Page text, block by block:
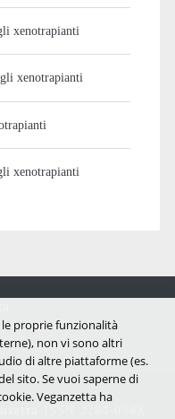
xenotrapianti
xenotrapianti
xenotrapianti
e antispecista
proprie funzionalità
non vi sono altri
di altre piattaforme (es.
sito. Se vuoi saperne di
Veganzetta ha